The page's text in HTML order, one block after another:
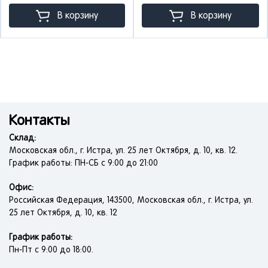
В корзину В корзину
Контакты
Склад:
Московская обл., г. Истра, ул. 25 лет Октября, д. 10, кв. 12.
График работы: ПН-СБ с 9:00 до 21:00
Офис:
Российская Федерация, 143500, Московская обл., г. Истра, ул.
25 лет Октября, д. 10, кв. 12
График работы:
Пн-Пт с 9:00 до 18:00.